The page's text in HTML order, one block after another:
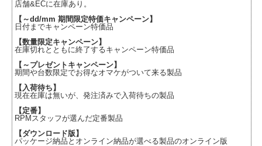
店舗&ECに在庫あり。
【～dd/mm 期間限定特価キャンペーン】
日付までキャンペーン特価品
【数量限定キャンペーン】
在庫切れとともに終了するキャンペーン特価品
【～プレゼントキャンペーン】
期間や台数限定でお得なオマケがついて来る製品
【入荷待ち】
現在在庫は無いが、発注済みで入荷待ちの製品
【定番】
RPMスタッフが選んだ定番製品
【ダウンロード版】
パッケージ納品とオンライン納品が選べる製品のオンライン版